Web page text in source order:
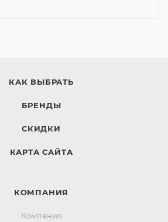
КАК ВЫБРАТЬ
БРЕНДЫ
СКИДКИ
КАРТА САЙТА
КОМПАНИЯ
Компания